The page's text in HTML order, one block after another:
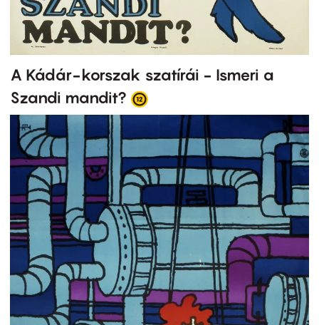
A Kádár-korszak szatírái - Ismeri a
Szandi mandit?